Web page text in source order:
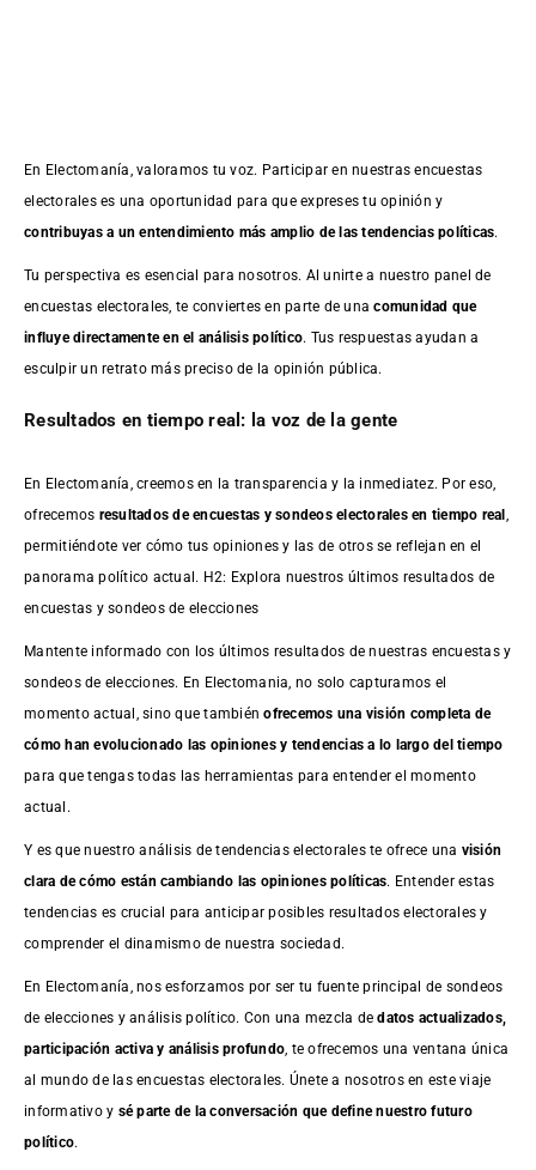
En Electomanía, valoramos tu voz. Participar en nuestras encuestas
electorales es una oportunidad para que expreses tu opinión y
contribuyas a un entendimiento más amplio de las tendencias políticas.
Tu perspectiva es esencial para nosotros. Al unirte a nuestro panel de
encuestas electorales, te conviertes en parte de unacomunidad que
influye directamente en el análisis político. Tus respuestas ayudan a
esculpir un retrato más preciso de la opinión pública.
Resultados en tiempo real: la voz de la gente
En Electomanía, creemos en la transparencia y la inmediatez. Por eso,
ofrecemos resultados deencuestas y sondeos electorales en tiempo real
permitiéndote ver cómo tus opiniones y las de otros se reflejan en el
panorama político actual. H2: Explora nuestros últimos resultados de
encuestas y sondeos de elecciones
Mantente informado con los últimos resultados de nuestras encuestasy
sondeos de elecciones. En Electomania, no solo capturamos el
momento actual, sino que tambiénofrecemos una visión completa de
cómo han evolucionado las opiniones y tendencias a lo largo del tiempo
para que tengas todas las herramientas para entender el momento
actual.
Y es que nuestro análisis de tendencias electorales te ofrece una visión
clara de cómo están cambiando las opiniones políticas. Entender estas
tendencias es crucial para anticipar posibles resultados electorales y
comprender el dinamismo de nuestra sociedad.
En Electomanía, nos esforzamos por ser tu fuente principal de sondeos
de elecciones y análisis político. Con una mezcla dedatos actualizados,
participación activa y análisis profundo , te ofrecemos una ventana única
al mundo de las encuestas electorales. Únete a nosotros en este viaje
informativo y sé parte de la conversación que define nuestro futuro
político.